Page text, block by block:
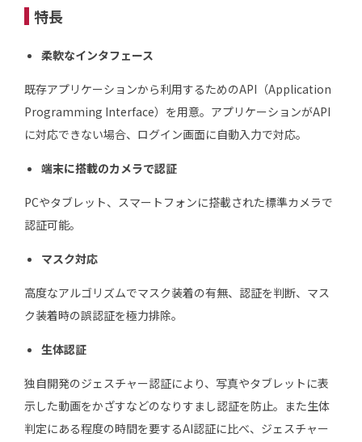
特長
柔軟なインタフェース
既存アプリケーションから利用するためのAPI（Application
Programming Interface）を用意。アプリケーションがAPI
に対応できない場合、ログイン画面に自動入力で対応。
端末に搭載のカメラで認証
PCやタブレット、スマートフォンに搭載された標準カメラで
認証可能。
マスク対応
高度なアルゴリズムでマスク装着の有無、認証を判断、マス
ク装着時の誤認証を極力排除。
生体認証
独自開発のジェスチャー認証により、写真やタブレットに表
示した動画をかざすなどのなりすまし認証を防止。また生体
判定にある程度の時間を要するAI認証に比べ、ジェスチャー